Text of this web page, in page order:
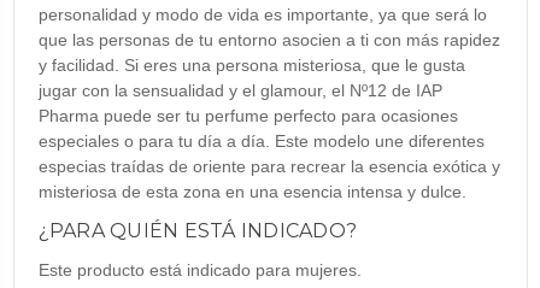
personalidad y modo de vida es importante, ya que será lo
que las personas de tu entorno asocien a ti con más rapidez
y facilidad. Si eres una persona misteriosa, que le gusta
jugar con la sensualidad y el glamour, el Nº12 de IAP
Pharma puede ser tu perfume perfecto para ocasiones
especiales o para tu día a día. Este modelo une diferentes
especias traídas de oriente para recrear la esencia exótica y
misteriosa de esta zona en una esencia intensa y dulce.
¿PARA QUIÉN ESTÁ INDICADO?
Este producto está indicado para mujeres.